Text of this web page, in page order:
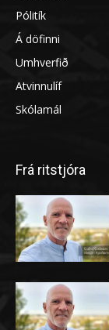
Pólitík
Á döfinni
Umhverfið
Atvinnulíf
Skólamál
Frá ritstjóra